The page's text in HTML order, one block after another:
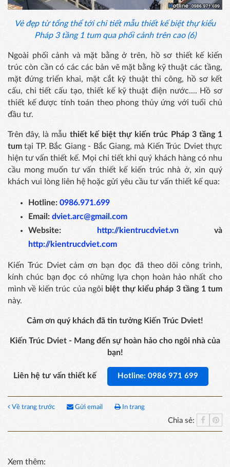
Vẻ đẹp từ tổng thể tới chi tiết mẫu thiết kế biệt thự kiểu
Pháp 3 tầng 1 tum qua phối cảnh trên cao (6)
Ngoài phối cảnh và mặt bằng ở trên, hồ sơ thiết kế kiến
trúc còn cần có các các bản vẽ mặt bằng kỹ thuật các tầng,
mặt đứng triển khai, mặt cắt kỹ thuật thi công, hồ sơ kết
cấu, chi tiết cấu tạo, thiết kế kỹ thuật điện nước.... Hồ sơ
thiết kế được tính toán theo phong thủy ứng với tuổi chủ
đầu tư.
Trên đây, là mẫu thiết kế biệt thự kiến trúc Pháp 3 tầng 1
tumtại TP. Bắc Giang - Bắc Giang, mà Kiến Trúc Dviet thực
hiện tư vấn thiết kế. Mọi chi tiết khi quý khách hàng có nhu
cầu mong muốn tư vấn thiết kế kiến trúc nhà ở, xin quý
khách vui lòng liên hệ hoặc gửi yêu cầu tư vấn thiết kế qua:
Hotline: 0986.971.699
Email: dviet.arc@gmail.com
Website: http://kientrucdviet.vnvà
http://kientrucdviet.com
Kiến Trúc Dviet cảm ơn bạn đọc đã theo dõi công trình,
kính chúc bạn đọc có những lựa chọn hoàn hảo nhất cho
mình về kiến trúc của ngôi biệt thự kiểu pháp 3 tầng 1 tum
này.
Cảm ơn quý khách đã tin tưởng Kiến Trúc Dviet!
Kiến Trúc Dviet - Mang đến sự hoàn hảo cho ngôi nhà của
bạn!
Liên hệ tư vấn thiết kế Hotline: 0986 971 699
Về trang trước Gửi email In trang
Chia sẻ:
Xem thêm: